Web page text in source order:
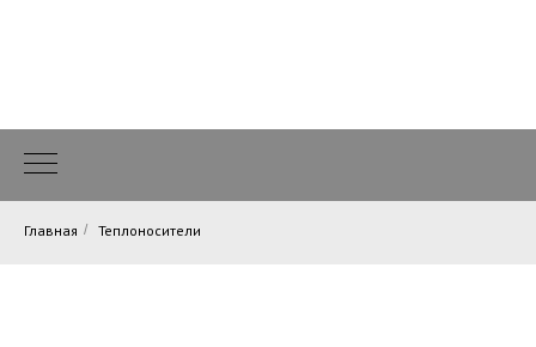
Главная / Теплоносители